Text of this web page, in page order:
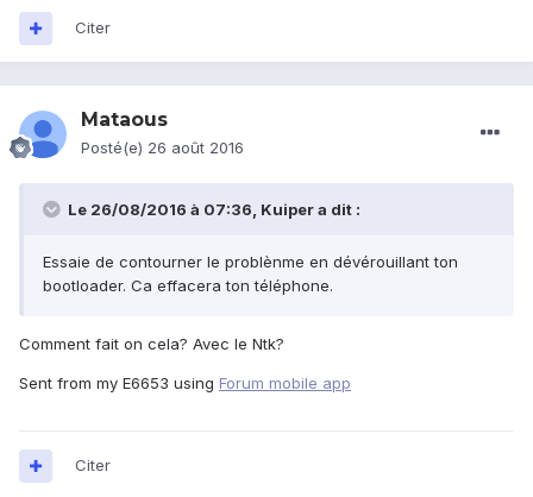
Citer
Mataous
Posté(e) 26 août 2016
Le 26/08/2016 à 07:36, Kuipera dit :
Essaie de contourner le problènme en dévérouillant ton
bootloader. Ca effacera ton téléphone.
Comment fait on cela? Avec le Ntk?
Sent from my E6653 using Forum mobile app
Citer